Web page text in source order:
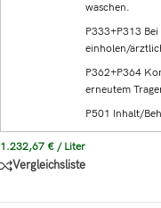
waschen.
P333+P313
einholen/
P362+P364
erneutem
P501 Inhalt/
1.232,67 € / Liter
Vergleichsliste